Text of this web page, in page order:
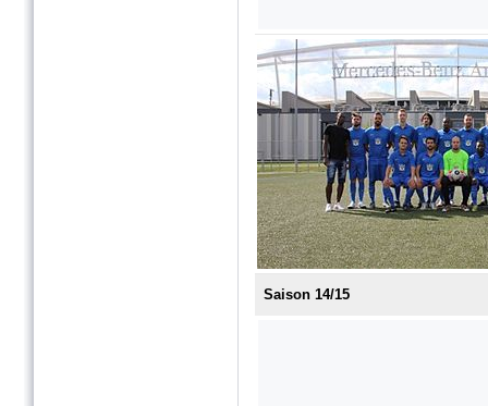
Saison 14/15